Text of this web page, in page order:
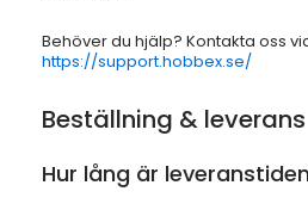
Behöver du hjälp? Kontakta oss
https://support.hobbex.se/
Beställning & leverans
Hur lång är